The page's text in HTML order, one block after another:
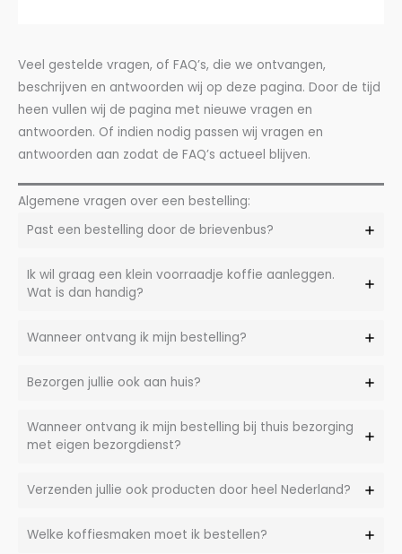
Veel gestelde vragen, of FAQ’s, die we ontvangen,
beschrijven en antwoorden wij op deze pagina. Door de tijd
heen vullen wij de pagina met nieuwe vragen en
antwoorden. Of indien nodig passen wij vragen en
antwoorden aan zodat de FAQ’s actueel blijven.
Algemene vragen over een bestelling:
Past een bestelling door de brievenbus?
Ik wil graag een klein voorraadje koffie aanleggen.
Wat is dan handig?
Wanneer ontvang ik mijn bestelling?
Bezorgen jullie ook aan huis?
Wanneer ontvang ik mijn bestelling bij thuis bezorging
met eigen bezorgdienst?
Verzenden jullie ook producten door heel Nederland?
Welke koffiesmaken moet ik bestellen?